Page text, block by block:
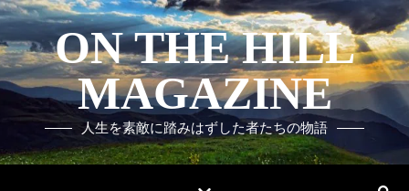
ON THE HILL
MAGAZINE
人生を素敵に踏みはずした者たちの物語